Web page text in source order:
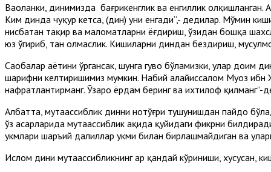
Ваҳоланки, динимизда бағрикенглик ва енгиллик
Ким динда чуқур кетса, (дин) уни енгади”,- дедилар. Мўмин
нисбатан таҳқир ва маломатларни ёғдириш, ўзидан бошқа
юз ўгириб, тан олмаслик. Кишиларни диндан бездириш,
Саҳобалар ҳаётини ўргансак, шунга гувоҳ бўламизки, улар доим
шарифни келтиришимиз мумкин. Набий алайҳиссалом Муоз ибн
нафратлантирманг. Ўзаро ёрдам беринг ва ихтилоф қилманг”-
Албатта, мутаассиблик динни нотўғри тушунишдан пайдо
ўз асарларида мутаассиблик ҳақида қуйидаги фикрни
ҳукмлари шаръий далиллар ҳукми билан бирлашмайдиган ва
Ислом дини мутаассибликнинг ҳар қандай кўриниши, хусусан,